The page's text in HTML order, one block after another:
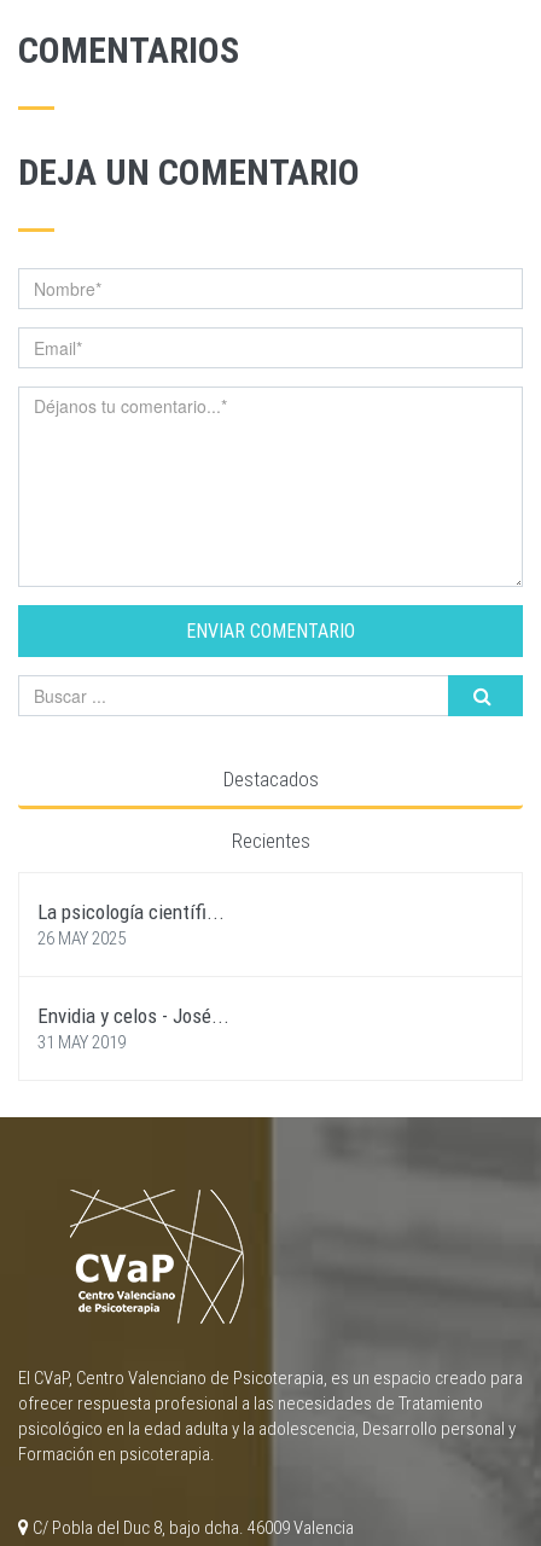
COMENTARIOS
DEJA UN COMENTARIO
ENVIAR COMENTARIO
Destacados
Recientes
La psicología científi...
26 MAY 2025
Envidia y celos - José...
31 MAY 2019
El CVaP, Centro Valenciano de Psicoterapia, es un espacio creado para
ofrecer respuesta profesional a las necesidades de Tratamiento
psicológico en la edad adulta y la adolescencia, Desarrollo personal y
Formación en psicoterapia.
C/ Pobla del Duc 8, bajo dcha. 46009 Valencia